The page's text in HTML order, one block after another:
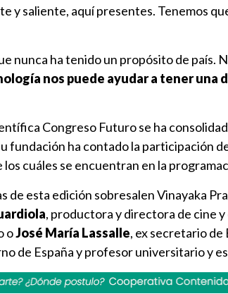
y saliente, aquí presentes. Tenemos
nunca ha tenido un propósito de país.
nos puede ayudar a tener una
Congreso Futuro se ha
fundación ha contado la participación
cuáles se encuentran en la
de esta edición sobresalen Vinayaka
, productora y directora de cine
oJosé María Lassalle, ex secretario de
de España y profesor universitario y